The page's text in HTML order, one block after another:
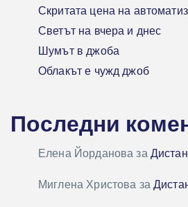
Скритата цена на
Светът на вчера и днес
Шумът в джоба
Облакът е чужд джоб
Последни
Елена Йордановаза
Миглена Христова за